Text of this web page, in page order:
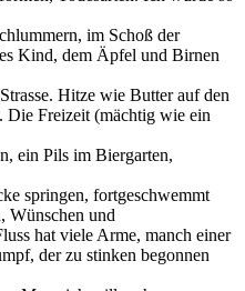
im Schoß der
Kind, dem Äpfel und Birnen
Hitze wie Butter auf den
Die Freizeit (mächtig wie ein
ein Pils im Biergarten,
springen, fortgeschwemmt
Wünschen und
hat viele Arme, manch einer
der zu stinken begonnen